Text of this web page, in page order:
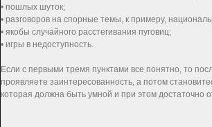
• пошлых шуток;
• разговоров на спорные темы, к примеру,
• якобы случайного расстегивания пуговиц;
• игры в недоступность.
Если с первыми тремя пунктами все понятно, то
проявляете заинтересованность, а потом
которая должна быть умной и при этом достаточно